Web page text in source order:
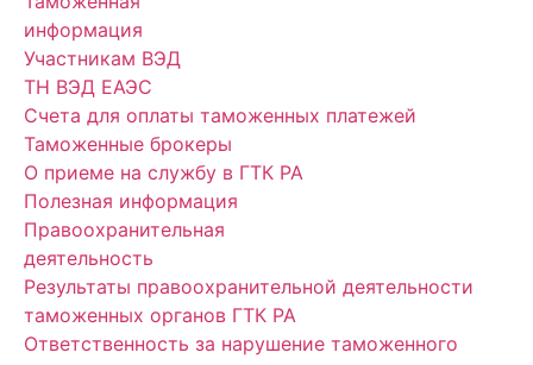
информация
Участникам ВЭД
ТН ВЭД ЕАЭС
Счета для оплаты таможенных платежей
Таможенные брокеры
О приеме на службу в ГТК РА
Полезная информация
Правоохранительная
деятельность
Результаты правоохранительной деятельности
таможенных органов ГТК РА
Ответственность за нарушение таможенного